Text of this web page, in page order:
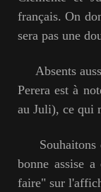
français. On
sera pas une
Absents
Perera est à
au Juli), ce qui
Souhaitons
bonne assise
faire" sur